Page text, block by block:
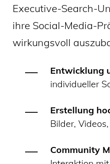
Executive-Search-
ihre Social-Media-
wirkungsvoll
Entwicklung
individueller
Erstellung
Bilder,
Community